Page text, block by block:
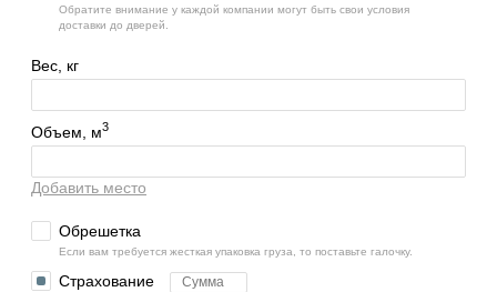
Обратите внимание у каждой компании могут быть свои условия
доставки до дверей.
Вес, кг
Объем, м3
Добавить место
Обрешетка
Если вам требуется жесткая упаковка груза, то поставьте галочку.
Страхование